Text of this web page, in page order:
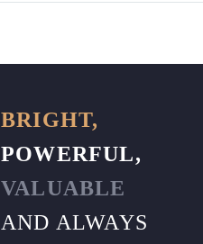
BRIGHT,
POWERFUL,
VALUABLE
AND ALWAYS